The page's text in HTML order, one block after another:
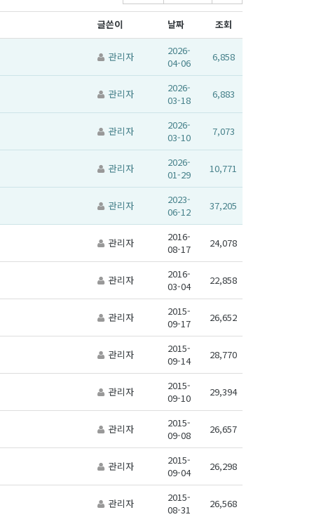
글쓴이 날짜 조회
관리자
2026-
04-06
6,858
관리자
2026-
03-18
6,883
관리자
2026-
03-10
7,073
관리자
2026-
01-29
10,771
관리자
2023-
06-12
37,205
관리자
2016-
08-17
24,078
관리자
2016-
03-04
22,858
관리자
2015-
09-17
26,652
관리자
2015-
09-14
28,770
관리자
2015-
09-10
29,394
관리자
2015-
09-08
26,657
관리자
2015-
09-04
26,298
관리자
2015-
08-31
26,568